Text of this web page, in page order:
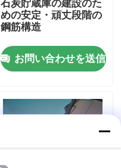
石炭貯蔵庫の建設のた
めの安定・頑丈段階の
鋼筋構造
お問い合わせを送信